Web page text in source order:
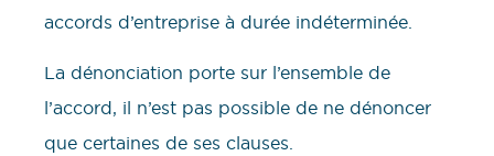
accords d’entreprise à durée indéterminée.
La dénonciation porte sur l’ensemble de
l’accord, il n’est pas possible de ne dénoncer
que certaines de ses clauses.